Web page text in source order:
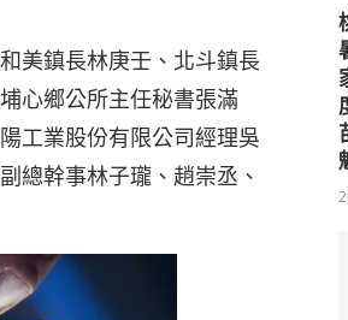
美鎮長林庚壬、北斗鎮長
心鄉公所主任秘書張滿
工業股份有限公司經理吳
總幹事林子瓏、趙崇丞、